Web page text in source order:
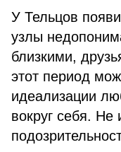
У Тельцов
узлы
близкими,
этот период
идеализации
вокруг себя. Не